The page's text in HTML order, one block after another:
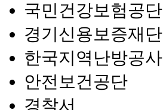
국민건강보험공단
경기신용보증재단
한국지역난방공사
안전보건공단
경찰서